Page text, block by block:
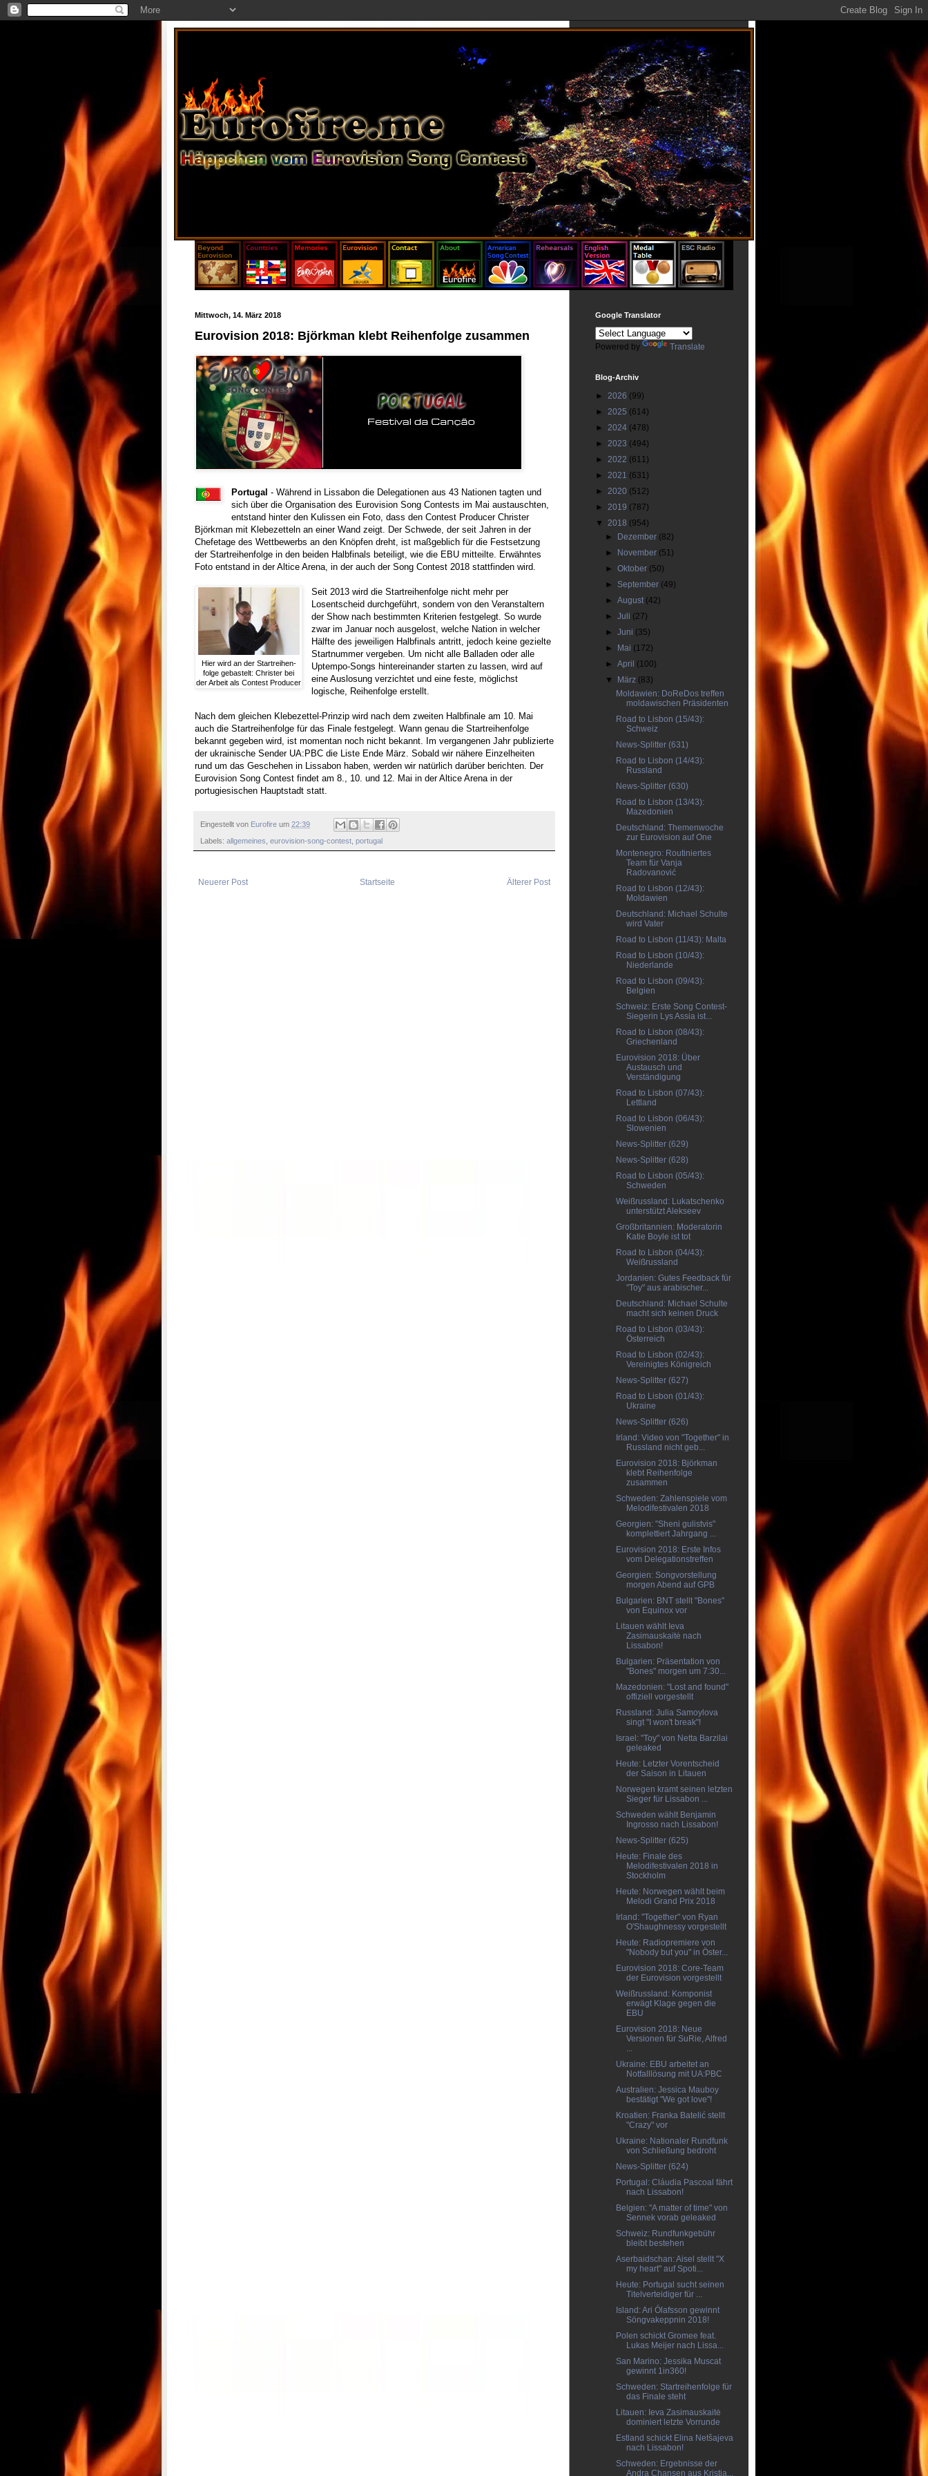
Mittwoch, 14. März 2018
Eurovision 2018: Björkman klebt Reihenfolge zusammen
Portugal- Während in Lissabon die Delegationen aus 43 Nationen tagten und
sich über die Organisation des Eurovision Song Contests im Mai austauschten,
entstand hinter den Kulissen ein Foto, dass den Contest Producer Christer
Björkman mit Klebezetteln an einer Wand zeigt. Der Schwede, der seit Jahren in der
Chefetage des Wettbewerbs an den Knöpfen dreht, ist maßgeblich für die Festsetzung
der Startreihenfolge in den beiden Halbfinals beteiligt, wie die EBU mitteilte. Erwähntes
Foto entstand in der Altice Arena, in der auch der Song Contest 2018 stattfinden wird.
Hier wird an der Startreihen-
folge gebastelt: Christer bei
der Arbeit als Contest Producer
Seit 2013 wird die Startreihenfolge nicht mehr per
Losentscheid durchgeführt, sondern von den Veranstaltern
der Show nach bestimmten Kriterien festgelegt. So wurde
zwar im Januar noch ausgelost, welche Nation in welcher
Hälfte des jeweiligen Halbfinals antritt, jedoch keine gezielte
Startnummer vergeben. Um nicht alle Balladen oder alle
Uptempo-Songs hintereinander starten zu lassen, wird auf
eine Auslosung verzichtet und eine feste, möglichst
logische, Reihenfolge erstellt.
Nach dem gleichen Klebezettel-Prinzip wird nach dem zweiten Halbfinale am 10. Mai
auch die Startreihenfolge für das Finale festgelegt. Wann genau die Startreihenfolge
bekannt gegeben wird, ist momentan noch nicht bekannt. Im vergangenen Jahr publizierte
der ukrainische Sender UA:PBC die Liste Ende März. Sobald wir nähere Einzelheiten
rund um das Geschehen in Lissabon haben, werden wir natürlich darüber berichten. Der
Eurovision Song Contest findet am 8., 10. und 12. Mai in der Altice Arena in der
portugiesischen Hauptstadt statt.
Eingestellt von Eurofire um 22:39
Labels: allgemeines eurovision-song-contest portugal
Neuerer Post Älterer Post
Startseite
Google Translator
Powered by Translate
Blog-Archiv
► 2026 (99)
► 2025 (614)
► 2024 (478)
► 2023 (494)
► 2022 (611)
► 2021 (631)
► 2020 (512)
► 2019 (787)
▼ 2018 (954)
►
Dezember (82)
►
November (51)
►Oktober (50)
► September (49)
►August (42)
►Juli (27)
►Juni (35)
►
Mai (172)
►April (100)
▼
März (83)
Moldawien: DoReDos treffen
moldawischen Präsidenten
Road to Lisbon (15/43):
Schweiz
News-Splitter (631)
Road to Lisbon (14/43):
Russland
News-Splitter (630)
Road to Lisbon (13/43):
Mazedonien
Deutschland: Themenwoche
zur Eurovision auf One
Montenegro: Routiniertes
Team für Vanja
Radovanović
Road to Lisbon (12/43):
Moldawien
Deutschland: Michael Schulte
wird Vater
Road to Lisbon (11/43): Malta
Road to Lisbon (10/43):
Niederlande
Road to Lisbon (09/43):
Belgien
Schweiz: Erste Song Contest-
Siegerin Lys Assia ist...
Road to Lisbon (08/43):
Griechenland
Eurovision 2018: Über
Austausch und
Verständigung
Road to Lisbon (07/43):
Lettland
Road to Lisbon (06/43):
Slowenien
News-Splitter (629)
News-Splitter (628)
Road to Lisbon (05/43):
Schweden
Weißrussland: Lukatschenko
unterstützt Alekseev
Großbritannien: Moderatorin
Katie Boyle ist tot
Road to Lisbon (04/43):
Weißrussland
Jordanien: Gutes Feedback für
"Toy" aus arabischer...
Deutschland: Michael Schulte
macht sich keinen Druck
Road to Lisbon (03/43):
Österreich
Road to Lisbon (02/43):
Vereinigtes Königreich
News-Splitter (627)
Road to Lisbon (01/43):
Ukraine
News-Splitter (626)
Irland: Video von "Together" in
Russland nicht geb...
Eurovision 2018: Björkman
klebt Reihenfolge
zusammen
Schweden: Zahlenspiele vom
Melodifestivalen 2018
Georgien: "Sheni gulistvis"
komplettiert Jahrgang ...
Eurovision 2018: Erste Infos
vom Delegationstreffen
Georgien: Songvorstellung
morgen Abend auf GPB
Bulgarien: BNT stellt "Bones"
von Equinox vor
Litauen wählt Ieva
Zasimauskaitė nach
Lissabon!
Bulgarien: Präsentation von
"Bones" morgen um 7:30...
Mazedonien: "Lost and found"
offiziell vorgestellt
Russland: Julia Samoylova
singt "I won't break"!
Israel: "Toy" von Netta Barzilai
geleaked
Heute: Letzter Vorentscheid
der Saison in Litauen
Norwegen kramt seinen letzten
Sieger für Lissabon ...
Schweden wählt Benjamin
Ingrosso nach Lissabon!
News-Splitter (625)
Heute: Finale des
Melodifestivalen 2018 in
Stockholm
Heute: Norwegen wählt beim
Melodi Grand Prix 2018
Irland: "Together" von Ryan
O'Shaughnessy vorgestellt
Heute: Radiopremiere von
"Nobody but you" in Öster...
Eurovision 2018: Core-Team
der Eurovision vorgestellt
Weißrussland: Komponist
erwägt Klage gegen die
EBU
Eurovision 2018: Neue
Versionen für SuRie, Alfred
...
Ukraine: EBU arbeitet an
Notfalllösung mit UA:PBC
Australien: Jessica Mauboy
bestätigt "We got love"!
Kroatien: Franka Batelić stellt
"Crazy" vor
Ukraine: Nationaler Rundfunk
von Schließung bedroht
News-Splitter (624)
Portugal: Cláudia Pascoal fährt
nach Lissabon!
Belgien: "A matter of time" von
Sennek vorab geleaked
Schweiz: Rundfunkgebühr
bleibt bestehen
Aserbaidschan: Aisel stellt "X
my heart" auf Spoti...
Heute: Portugal sucht seinen
Titelverteidiger für ...
Island: Ari Ólafsson gewinnt
Söngvakeppnin 2018!
Polen schickt Gromee feat.
Lukas Meijer nach Lissa...
San Marino: Jessika Muscat
gewinnt 1in360!
Schweden: Startreihenfolge für
das Finale steht
Litauen: Ieva Zasimauskaitė
dominiert letzte Vorrunde
Estland schickt Elina Netšajeva
nach Lissabon!
Schweden: Ergebnisse der
Andra Chansen aus Kristia...